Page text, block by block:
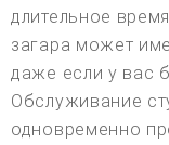
длительное
загара может
даже если у вас
Обслуживание
одновременно